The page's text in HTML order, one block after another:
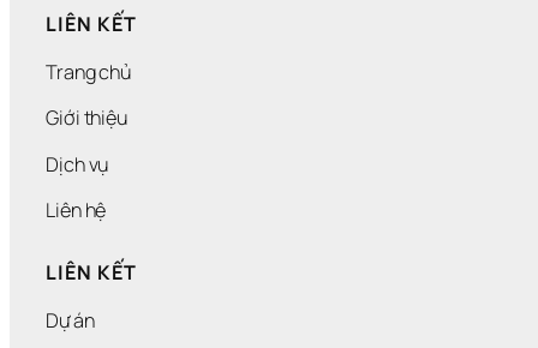
LIÊN KẾT
Trang chủ
Giới thiệu
Dịch vụ
Liên hệ
LIÊN KẾT
Dự án